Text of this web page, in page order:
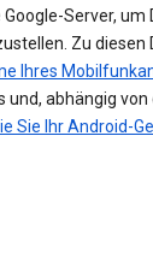
Server, um
Zu diesen
Ihres
abhängig von
Sie Ihr Android-